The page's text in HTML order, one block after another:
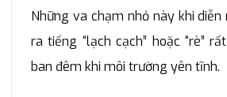
Những va chạm nhỏ này khi
ra tiếng “lạch cạch” hoặc “rè”
ban đêm khi môi trường yên tĩnh.